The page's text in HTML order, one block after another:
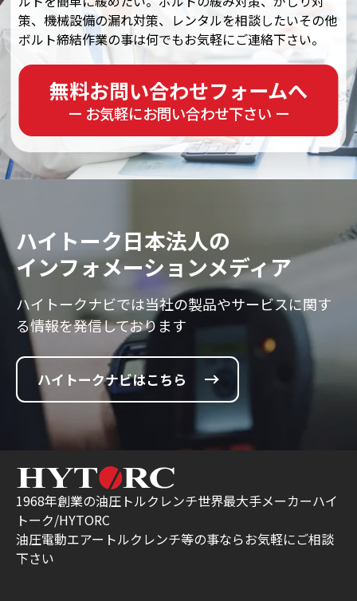
策、機械設備の漏れ対策、レンタルを相談したいその他
ボルト締結作業の事は何でもお気軽にご連絡下さい。
無料お問い合わせフォームへ
ー お気軽にお問い合わせ下さい ー
ハイトーク日本法人の
インフォメーションメディア
ハイトークナビでは当社の製品やサービスに関す
る情報を発信しております
ハイトークナビはこちら
1968年創業の油圧トルクレンチ世界最大手メーカーハイ
トーク/HYTORC
油圧電動エアートルクレンチ等の事ならお気軽にご相談
下さい